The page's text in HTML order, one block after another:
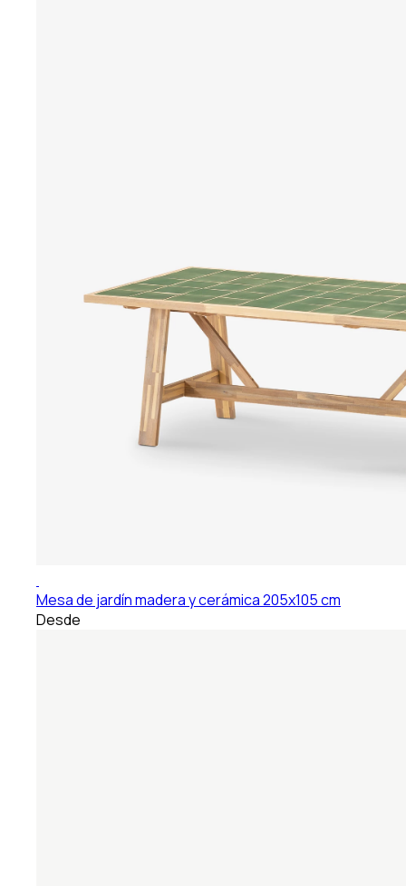
Mesa de jardín madera y cerámica 205x105 cm
Desde